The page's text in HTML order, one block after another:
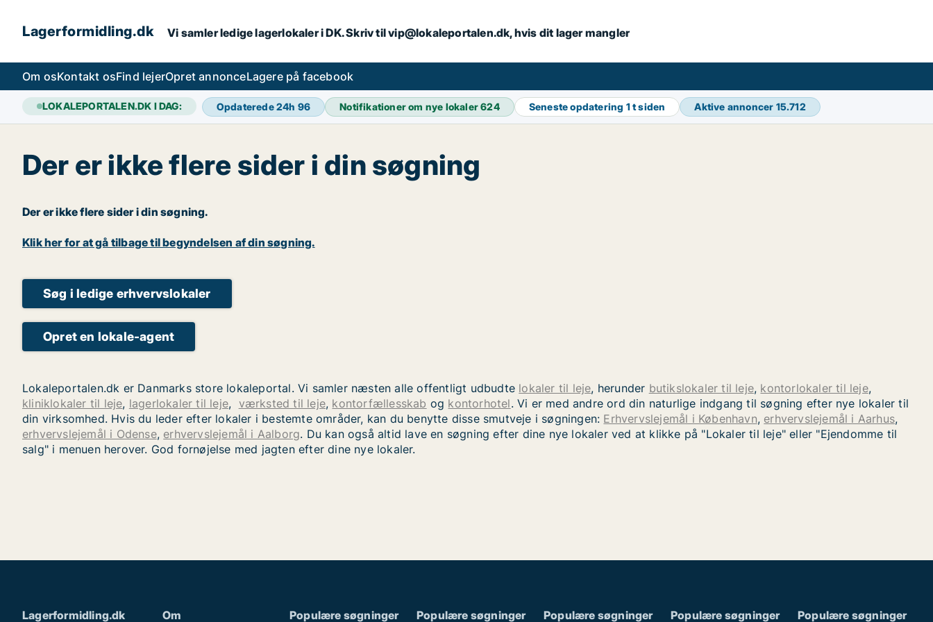
Lagerformidling.dk Vi samler ledige lagerlokaler i DK. Skriv til vip@lokaleportalen.dk, hvis dit lager mangler
Om osKontakt osFind lejerOpret annonceLagere på facebook
LOKALEPORTALEN.DK I DAG: Opdaterede 24h 96 Notifikationer om nye lokaler624 Seneste opdatering 1 t siden Aktive annoncer 15.712
Der er ikke flere sider i din søgning
Der er ikke flere sider i din søgning.
Klik her for at gå tilbage til begyndelsen af din søgning.
Søg i ledige erhvervslokaler
Opret en lokale-agent
Lokaleportalen.dk er Danmarks store lokaleportal. Vi samler næsten alle offentligt udbudte lokaler til leje, herunder butikslokaler til leje, kontorlokaler til leje,
kliniklokaler til leje, lagerlokaler til leje, værksted til leje, kontorfællesskab og kontorhotel. Vi er med andre ord din naturlige indgang til søgning efter nye lokaler til
din virksomhed. Hvis du leder efter lokaler i bestemte områder, kan du benytte disse smutveje i søgningen: Erhvervslejemål i København, erhvervslejemål i Aarhus,
erhvervslejemål i Odense, erhvervslejemål i Aalborg. Du kan også altid lave en søgning efter dine nye lokaler ved at klikke på "Lokaler til leje" eller "Ejendomme til
salg" i menuen herover. God fornøjelse med jagten efter dine nye lokaler.
Lagerformidling.dk
Om
Populære søgninger Populære søgninger Populære søgninger Populære søgninger Populære søgninger